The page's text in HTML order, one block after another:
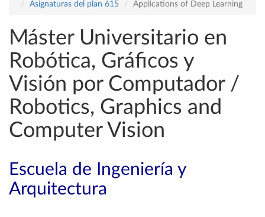
Asignaturas del plan 615
Applications of Deep Learning
Máster Universitario en
Robótica, Gráficos y
Visión por Computador /
Robotics, Graphics and
Computer Vision
Escuela de Ingeniería y
Arquitectura